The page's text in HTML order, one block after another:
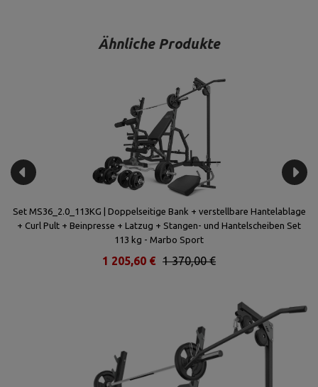
Ähnliche Produkte
Set MS36_2.0_113KG | Doppelseitige Bank + verstellbare Hantelablage
+ Curl Pult + Beinpresse + Latzug + Stangen- und Hantelscheiben Set
113 kg - Marbo Sport
1 370,00 €
1 205,60 €